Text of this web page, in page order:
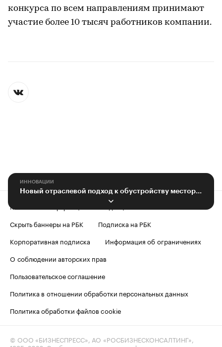
конкурса по всем направлениям принимают
участие более 10 тысяч работников компании.
ИННОВАЦИИ
Контактная информация
Редакция
Скрыть баннеры на РБК
Подписка на РБК
Корпоративная подписка
Информация об ограничениях
О соблюдении авторских прав
Пользовательское соглашение
Политика в отношении обработки персональных данных
Политика обработки файлов cookie
© ООО «БИЗНЕСПРЕСС», АО «РОСБИЗНЕСКОНСАЛТИНГ»,